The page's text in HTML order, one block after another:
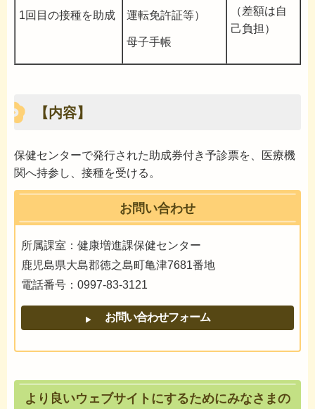
1回目の接種を助成 運転免許証等）
母子手帳
（差額は自
己負担）
【内容】
保健センターで発行された助成券付き予診票を、医療機
関へ持参し、接種を受ける。
お問い合わせ
所属課室：健康増進課保健センター
鹿児島県大島郡徳之島町亀津7681番地
電話番号：0997-83-3121
より良いウェブサイトにするためにみなさまの